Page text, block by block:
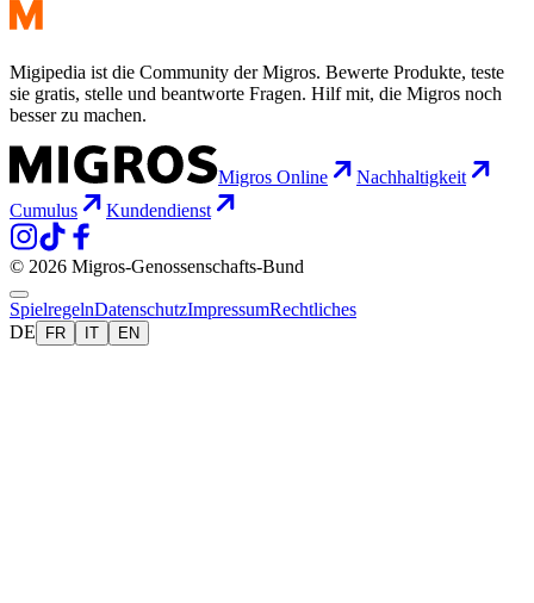
Migipedia ist die Community der Migros. Bewerte Produkte, teste
sie gratis, stelle und beantworte Fragen. Hilf mit, die Migros noch
besser zu machen.
Migros Online
Nachhaltigkeit
Cumulus
Kundendienst
© 2026 Migros-Genossenschafts-Bund
SpielregelnDatenschutzImpressumRechtliches
DE
FR IT EN